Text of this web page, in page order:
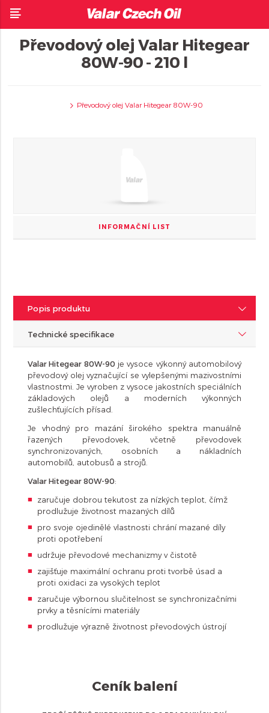
Převodový olej Valar Hitegear
80W-90 - 210 l
Převodový olej Valar Hitegear 80W-90
INFORMAČNÍ LIST
Popis produktu
Technické specifikace
Valar Hitegear 80W-90 je vysoce výkonný automobilový
převodový olej vyznačující se vylepšenými mazivostními
vlastnostmi. Je vyroben z vysoce jakostních speciálních
základových olejů a moderních výkonných
zušlechťujících přísad.
Je vhodný pro mazání širokého spektra manuálně
řazených převodovek, včetně převodovek
synchronizovaných, osobních a nákladních
automobilů, autobusů a strojů.
Valar Hitegear 80W-90:
zaručuje dobrou tekutost za nízkých teplot, čímž
prodlužuje životnost mazaných dílů
pro svoje ojedinělé vlastnosti chrání mazané díly
proti opotřebení
udržuje převodové mechanizmy v čistotě
zajišťuje maximální ochranu proti tvorbě úsad a
proti oxidaci za vysokých teplot
zaručuje výbornou slučitelnost se synchronizačními
prvky a těsnícími materiály
prodlužuje výrazně životnost převodových ústrojí
Ceník balení